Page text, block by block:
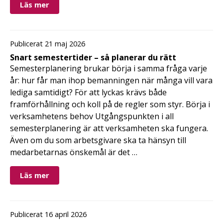
Läs mer
Publicerat 21 maj 2026
Snart semestertider – så planerar du rätt
Semesterplanering brukar börja i samma fråga varje
år: hur får man ihop bemanningen när många vill vara
lediga samtidigt? För att lyckas krävs både
framförhållning och koll på de regler som styr. Börja i
verksamhetens behov Utgångspunkten i all
semesterplanering är att verksamheten ska fungera.
Även om du som arbetsgivare ska ta hänsyn till
medarbetarnas önskemål är det …
Läs mer
Publicerat 16 april 2026